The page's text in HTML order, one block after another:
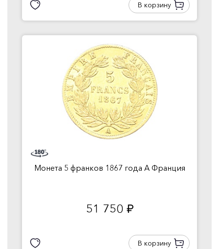
В корзину
Монета 5 франков 1867 года А Франция
51 750 руб.
В корзину